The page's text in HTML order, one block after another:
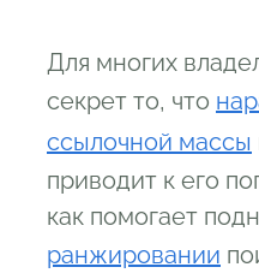
Для многих
секрет то, что
ссылочной массы
приводит к его
как помогает
ранжировании